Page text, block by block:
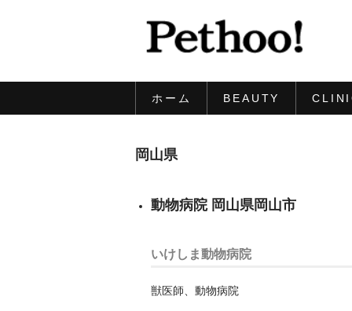
ホーム BEAUTY
岡山県
動物病院 岡山県岡山市
いけしま動物病院
獣医師、動物病院